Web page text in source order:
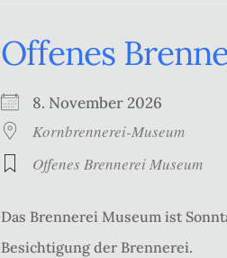
Offenes
8. November 2026
Kornbrennerei-Museum
Offenes Brennerei Museum
Das Brennerei Museum ist
Besichtigung der Brennerei.